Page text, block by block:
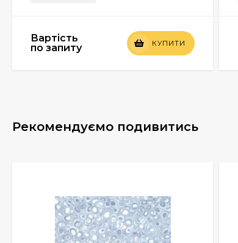
Вартість
по запиту
КУПИТИ
Рекомендуємо подивитись